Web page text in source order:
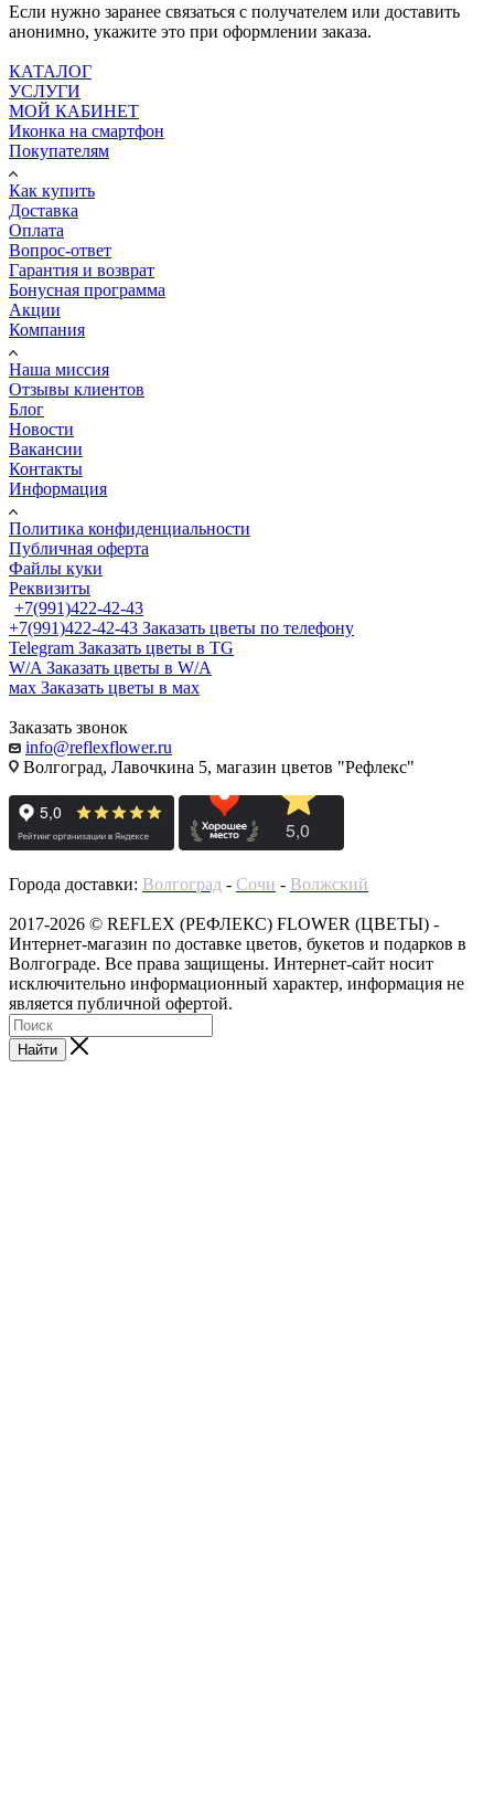
Если нужно заранее связаться с получателем или доставить
анонимно, укажите это при оформлении заказа.
КАТАЛОГ
УСЛУГИ
МОЙ КАБИНЕТ
Иконка на смартфон
Покупателям
Как купить
Доставка
Оплата
Вопрос-ответ
Гарантия и возврат
Бонусная программа
Акции
Компания
Наша миссия
Отзывы клиентов
Блог
Новости
Вакансии
Контакты
Информация
Политика конфиденциальности
Публичная оферта
Файлы куки
Реквизиты
+7(991)422-42-43
+7(991)422-42-43 Заказать цветы по телефону
Telegram Заказать цветы в TG
W/A Заказать цветы в W/A
мах Заказать цветы в мах
Заказать звонок
info@reflexflower.ru
Волгоград, Лавочкина 5, магазин цветов "Рефлекс"
Города доставки: Волгоград - Сочи - Волжский
2017-2026 © REFLEX (РЕФЛЕКС) FLOWER (ЦВЕТЫ) -
Интернет-магазин по доставке цветов, букетов и подарков в
Волгограде. Все права защищены. Интернет-сайт носит
исключительно информационный характер, информация не
является публичной офертой.
Найти